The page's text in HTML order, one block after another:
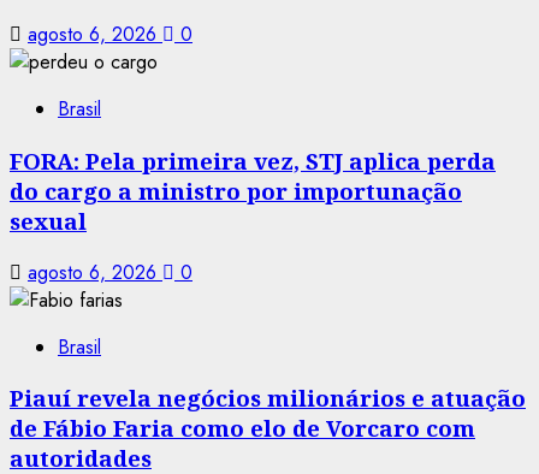
agosto 6, 2026 0
Brasil
FORA: Pela primeira vez, STJ aplica perda
do cargo a ministro por importunação
sexual
agosto 6, 2026 0
Brasil
Piauí revela negócios milionários e atuação
de Fábio Faria como elo de Vorcaro com
autoridades